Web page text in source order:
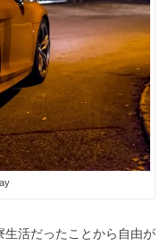
活だったことから自由が